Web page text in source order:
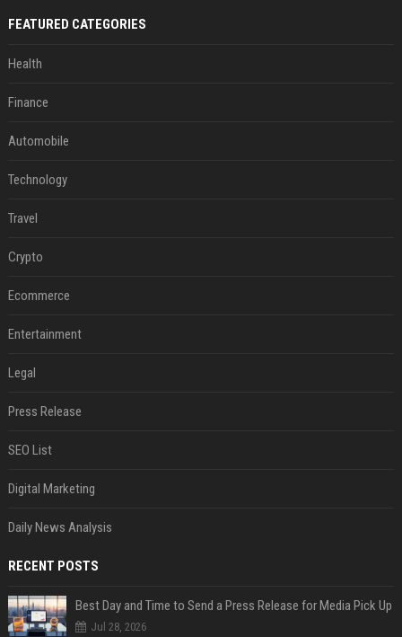
FEATURED CATEGORIES
Health
Finance
Automobile
Technology
Travel
Crypto
Ecommerce
Entertainment
Legal
Press Release
SEO List
Digital Marketing
Daily News Analysis
RECENT POSTS
Best Day and Time to Send a Press Release for Media Pick Up
Jul 28, 2026